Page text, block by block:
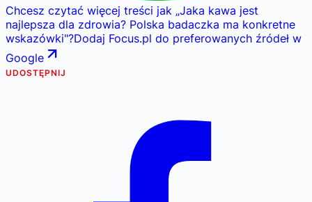
Chcesz czytać więcej treści jak „Jaka kawa jest
najlepsza dla zdrowia? Polska badaczka ma konkretne
wskazówki"?Dodaj Focus.pl do preferowanych źródeł w
Google
UDOSTĘPNIJ